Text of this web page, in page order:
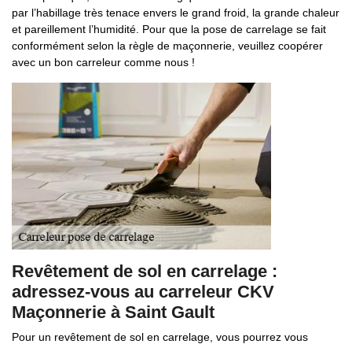
par l’habillage très tenace envers le grand froid, la grande chaleur
et pareillement l’humidité. Pour que la pose de carrelage se fait
conformément selon la règle de maçonnerie, veuillez coopérer
avec un bon carreleur comme nous !
Revêtement de sol en carrelage :
adressez-vous au carreleur CKV
Maçonnerie à Saint Gault
Pour un revêtement de sol en carrelage, vous pourrez vous